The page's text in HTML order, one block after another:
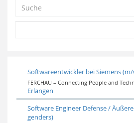
Softwareentwickler bei Siemens
FERCHAU – Connecting People and
Erlangen
Software Engineer Defense /
genders)